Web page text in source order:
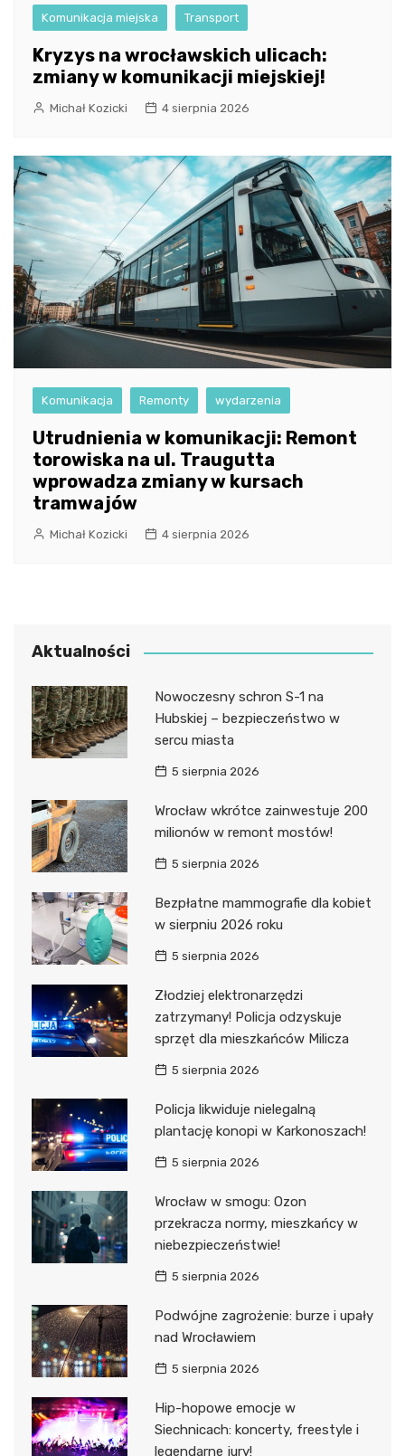
Komunikacja miejska Transport
Kryzys na wrocławskich ulicach:
zmiany w komunikacji miejskiej!
Michał Kozicki 4 sierpnia 2026
Komunikacja Remonty wydarzenia
Utrudnienia w komunikacji: Remont
torowiska na ul. Traugutta
wprowadza zmiany w kursach
tramwajów
Michał Kozicki 4 sierpnia 2026
Aktualności
Nowoczesny schron S-1 na
Hubskiej – bezpieczeństwo w
sercu miasta
5 sierpnia 2026
Wrocław wkrótce zainwestuje 200
milionów w remont mostów!
5 sierpnia 2026
Bezpłatne mammografie dla kobiet
w sierpniu 2026 roku
5 sierpnia 2026
Złodziej elektronarzędzi
zatrzymany! Policja odzyskuje
sprzęt dla mieszkańców Milicza
5 sierpnia 2026
Policja likwiduje nielegalną
plantację konopi w Karkonoszach!
5 sierpnia 2026
Wrocław w smogu: Ozon
przekracza normy, mieszkańcy w
niebezpieczeństwie!
5 sierpnia 2026
Podwójne zagrożenie: burze i upały
nad Wrocławiem
5 sierpnia 2026
Hip-hopowe emocje w
Siechnicach: koncerty, freestyle i
legendarne jury!